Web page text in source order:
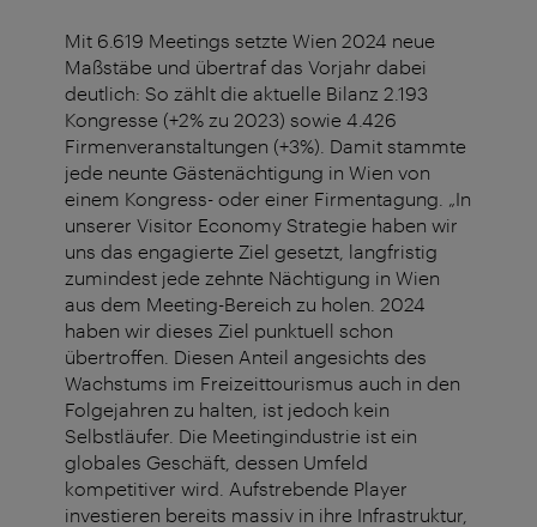
Mit 6.619 Meetings setzte Wien 2024 neue
Maßstäbe und übertraf das Vorjahr dabei
deutlich: So zählt die aktuelle Bilanz 2.193
Kongresse (+2% zu 2023) sowie 4.426
Firmenveranstaltungen (+3%). Damit stammte
jede neunte Gästenächtigung in Wien von
einem Kongress- oder einer Firmentagung. „In
unserer Visitor Economy Strategie haben wir
uns das engagierte Ziel gesetzt, langfristig
zumindest jede zehnte Nächtigung in Wien
aus dem Meeting-Bereich zu holen. 2024
haben wir dieses Ziel punktuell schon
übertroffen. Diesen Anteil angesichts des
Wachstums im Freizeittourismus auch in den
Folgejahren zu halten, ist jedoch kein
Selbstläufer. Die Meetingindustrie ist ein
globales Geschäft, dessen Umfeld
kompetitiver wird. Aufstrebende Player
investieren bereits massiv in ihre Infrastruktur,